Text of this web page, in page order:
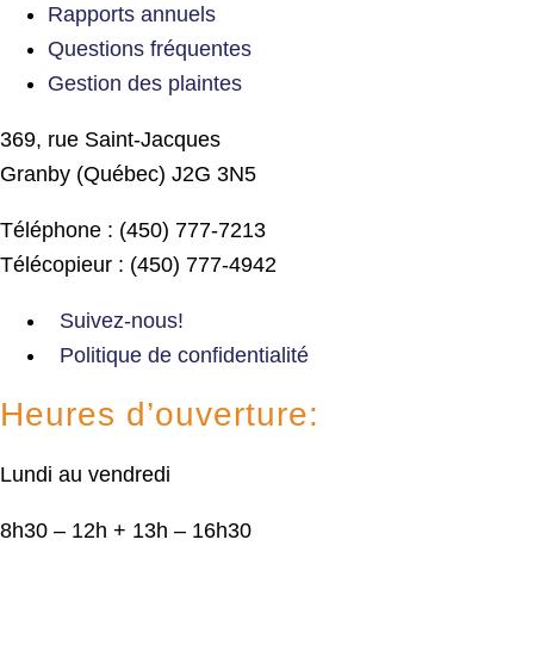
Rapports annuels
Questions fréquentes
Gestion des plaintes
369, rue Saint-Jacques
Granby (Québec) J2G 3N5
Téléphone : (450) 777-7213
Télécopieur : (450) 777-4942
Suivez-nous!
Politique de confidentialité
Heures d’ouverture:
Lundi au vendredi
8h30 – 12h + 13h – 16h30